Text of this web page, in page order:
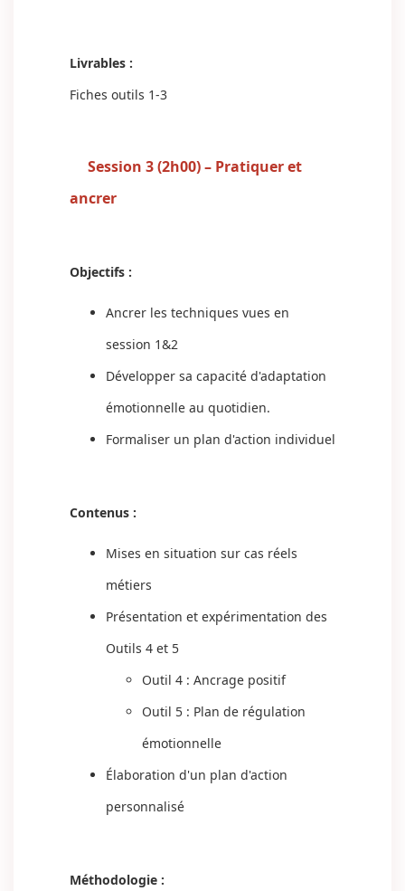
Livrables :
Fiches outils 1-3
Session 3 (2h00) – Pratiquer et
ancrer
Objectifs :
Ancrer les techniques vues en
session 1&2
Développer sa capacité d'adaptation
émotionnelle au quotidien.
Formaliser un plan d'action individuel
Contenus :
Mises en situation sur cas réels
métiers
Présentation et expérimentation des
Outils 4 et 5
Outil 4 : Ancrage positif
Outil 5 : Plan de régulation
émotionnelle
Élaboration d'un plan d'action
personnalisé
Méthodologie :